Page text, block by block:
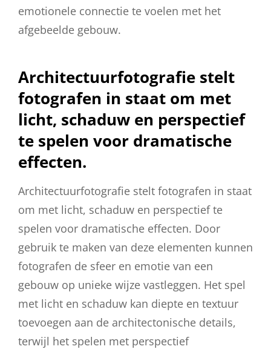
emotionele connectie te voelen met het
afgebeelde gebouw.
Architectuurfotografie stelt
fotografen in staat om met
licht, schaduw en perspectief
te spelen voor dramatische
effecten.
Architectuurfotografie stelt fotografen in staat
om met licht, schaduw en perspectief te
spelen voor dramatische effecten. Door
gebruik te maken van deze elementen kunnen
fotografen de sfeer en emotie van een
gebouw op unieke wijze vastleggen. Het spel
met licht en schaduw kan diepte en textuur
toevoegen aan de architectonische details,
terwijl het spelen met perspectief